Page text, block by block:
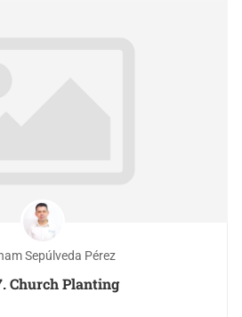
Sepúlveda Pérez
Church Planting